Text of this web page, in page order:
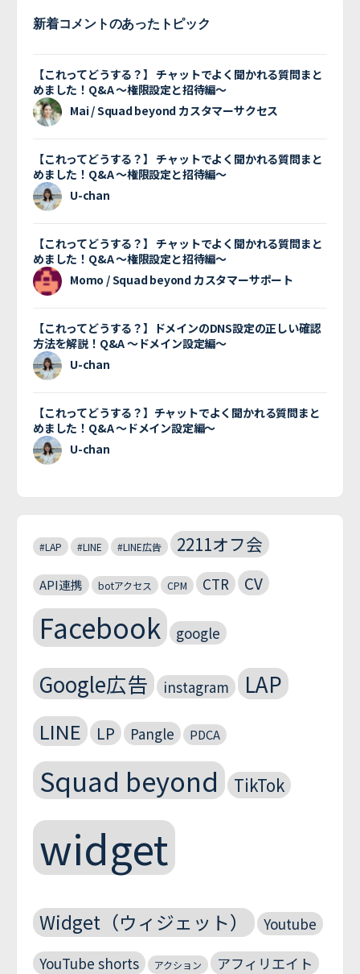
新着コメントのあったトピック
【これってどうする？】 チャットでよく聞かれる質問まと
めました！Q&A 〜権限設定と招待編〜
Mai / Squad beyond カスタマーサクセス
【これってどうする？】 チャットでよく聞かれる質問まと
めました！Q&A 〜権限設定と招待編〜
U-chan
【これってどうする？】 チャットでよく聞かれる質問まと
めました！Q&A 〜権限設定と招待編〜
Momo / Squad beyond カスタマーサポート
【これってどうする？】ドメインのDNS設定の正しい確認
方法を解説！Q&A 〜ドメイン設定編〜
U-chan
【これってどうする？】チャットでよく聞かれる質問まと
めました！Q&A 〜ドメイン設定編〜
U-chan
#LAP #LINE #LINE広告 2211オフ会
API連携 botアクセス CPM CTR CV
Facebook google
Google広告 instagram LAP
LINE LP Pangle PDCA
Squad beyond TikTok
widget
Widget（ウィジェット）
Youtube
YouTube shorts
アクション アフィリエイト